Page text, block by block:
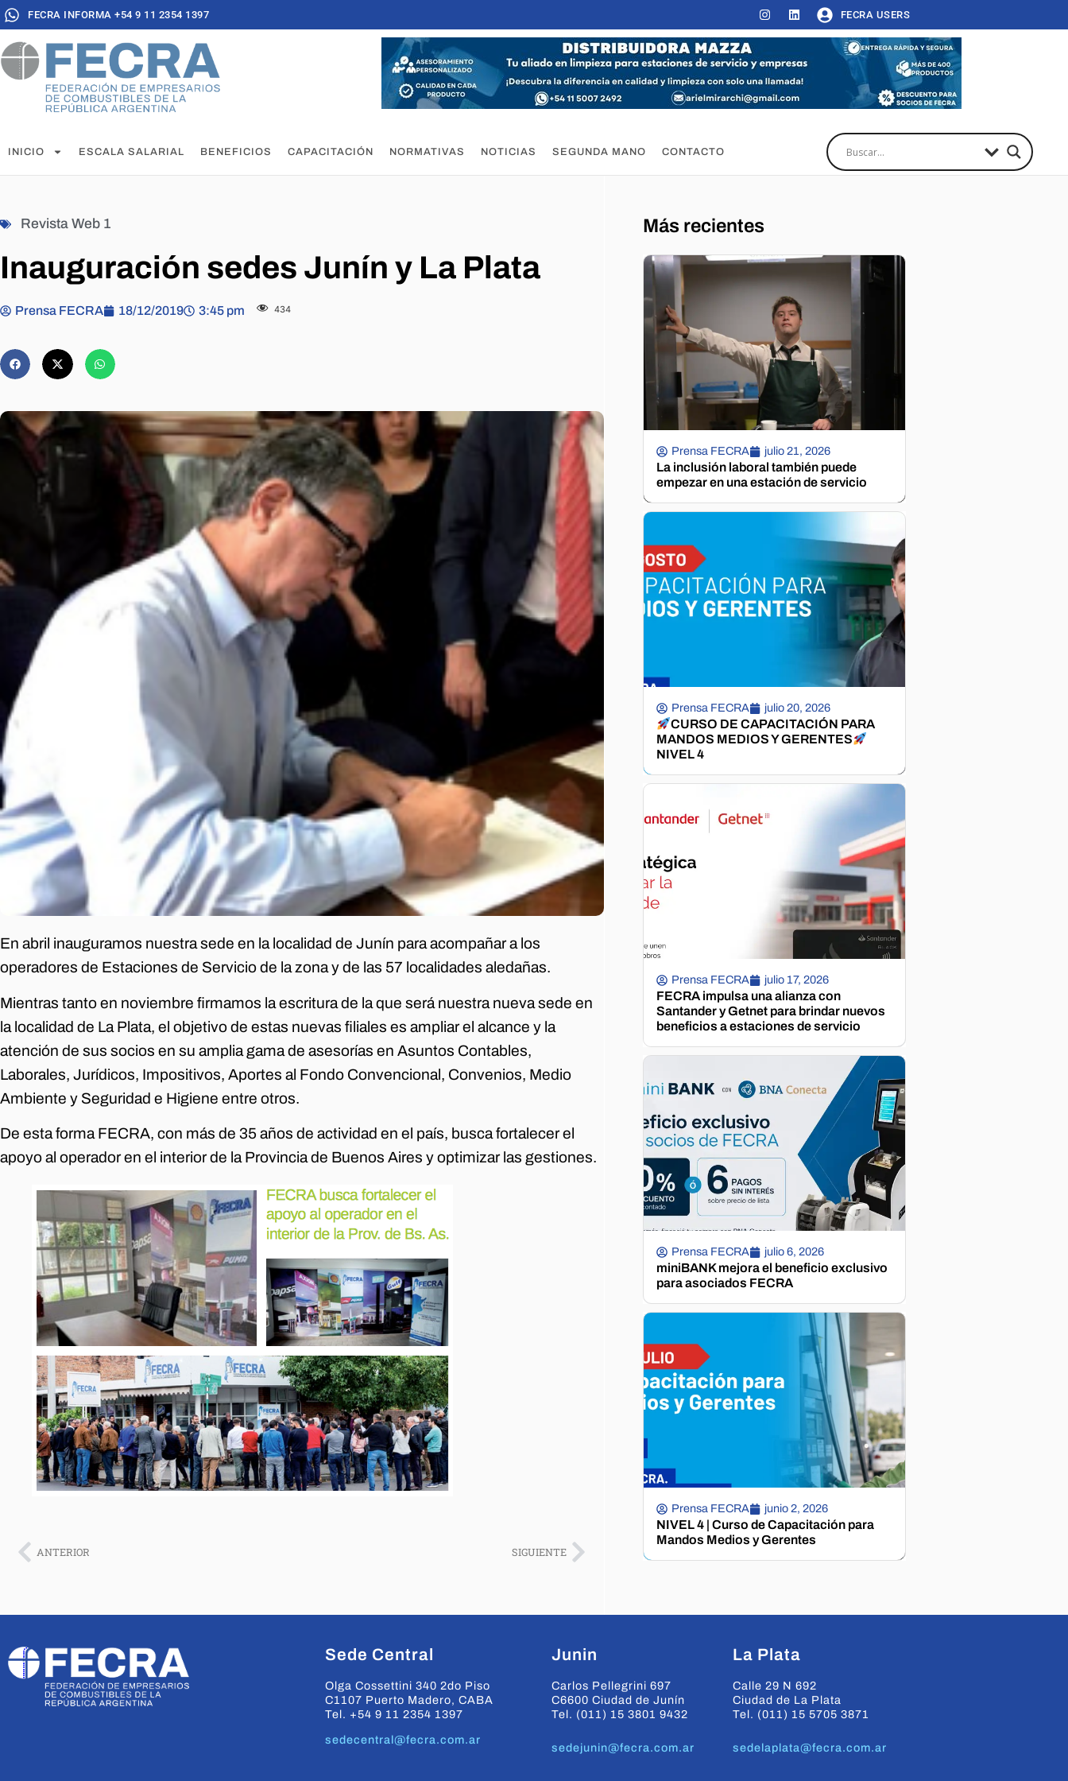
FECRA INFORMA +54 9 11 2354 1397 FECRA USERS
INICIO ESCALA SALARIAL BENEFICIOS CAPACITACIÓN NORMATIVAS NOTICIAS SEGUNDA MANO CONTACTO
Revista Web 1
Inauguración sedes Junín y La Plata
Prensa FECRA 18/12/2019 3:45 pm 434
En abril inauguramos nuestra sede en la localidad de Junín para acompañar a los
operadores de Estaciones de Servicio de la zona y de las 57 localidades aledañas.
Mientras tanto en noviembre firmamos la escritura de la que será nuestra nueva sede en
la localidad de La Plata, el objetivo de estas nuevas filiales es ampliar el alcance y la
atención de sus socios en su amplia gama de asesorías en Asuntos Contables,
Laborales, Jurídicos, Impositivos, Aportes al Fondo Convencional, Convenios, Medio
Ambiente y Seguridad e Higiene entre otros.
De esta forma FECRA, con más de 35 años de actividad en el país, busca fortalecer el
apoyo al operador en el interior de la Provincia de Buenos Aires y optimizar las gestiones.
ANTERIOR SIGUIENTE
Más recientes
Prensa FECRA julio 21, 2026
La inclusión laboral también puede
empezar en una estación de servicio
Prensa FECRA julio 20, 2026
CURSO DE CAPACITACIÓN PARA
MANDOS MEDIOS Y GERENTES
NIVEL 4
Prensa FECRA julio 17, 2026
FECRA impulsa una alianza con
Santander y Getnet para brindar nuevos
beneficios a estaciones de servicio
Prensa FECRA julio 6, 2026
miniBANK mejora el beneficio exclusivo
para asociados FECRA
Prensa FECRA junio 2, 2026
NIVEL 4 | Curso de Capacitación para
Mandos Medios y Gerentes
Sede Central
Olga Cossettini 340 2do Piso
C1107 Puerto Madero, CABA
Tel. +54 9 11 2354 1397
sedecentral@fecra.com.ar
Junin
Carlos Pellegrini 697
C6600 Ciudad de Junín
Tel. (011) 15 3801 9432
sedejunin@fecra.com.ar
La Plata
Calle 29 N 692
Ciudad de La Plata
Tel. (011) 15 5705 3871
sedelaplata@fecra.com.ar